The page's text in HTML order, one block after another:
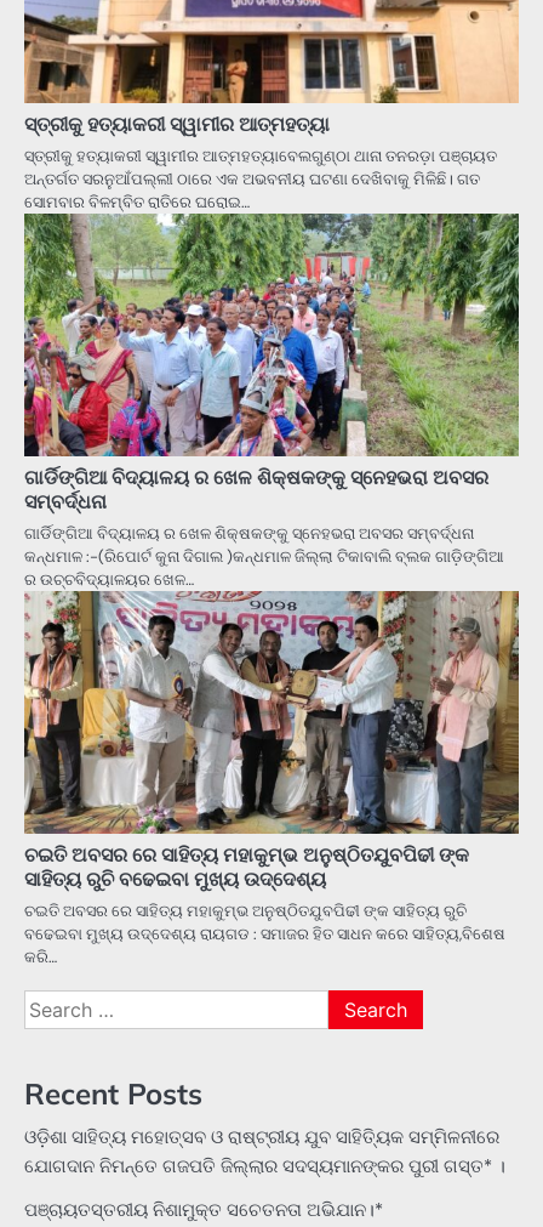
ସ୍ତ୍ରୀକୁ ହତ୍ୟାକରୀ ସ୍ୱାମୀର ଆତ୍ମହତ୍ୟା
ସ୍ତ୍ରୀକୁ ହତ୍ୟାକରୀ ସ୍ୱାମୀର ଆତ୍ମହତ୍ୟାବେଲଗୁଣ୍ଠା ଥାନା ତନରଡ଼ା ପଞ୍ଚାୟତ
ଅନ୍ତର୍ଗତ ସରନୁଆଁପଲ୍ଲୀ ଠାରେ ଏକ ଅଭବନୀୟ ଘଟଣା ଦେଖିବାକୁ ମିଳିଛି। ଗତ
ସୋମବାର ବିଳମ୍ବିତ ରାତିରେ ଘରୋଇ…
ଗାର୍ଡିଙ୍ଗିଆ ବିଦ୍ୟାଳୟ ର ଖେଳ ଶିକ୍ଷକଙ୍କୁ ସ୍ନେହଭରା ଅବସର
ସମ୍ବର୍ଦ୍ଧନା
ଗାର୍ଡିଙ୍ଗିଆ ବିଦ୍ୟାଳୟ ର ଖେଳ ଶିକ୍ଷକଙ୍କୁ ସ୍ନେହଭରା ଅବସର ସମ୍ବର୍ଦ୍ଧନା
କନ୍ଧମାଳ :-(ରିପୋର୍ଟ କୁନା ଦିଗାଲ )କନ୍ଧମାଳ ଜିଲ୍ଲା ଟିକାବାଲି ବ୍ଲକ ଗାଡ଼ିଙ୍ଗିଆ
ର ଉଚ୍ଚବିଦ୍ୟାଳୟର ଖେଳ…
ଚଇତି ଅବସର ରେ ସାହିତ୍ୟ ମହାକୁମ୍ଭ ଅନୁଷ୍ଠିତଯୁବପିଢୀ ଙ୍କ
ସାହିତ୍ୟ ରୁଚି ବଢେଇବା ମୁଖ୍ୟ ଉଦ୍ଦେଶ୍ୟ
ଚଇତି ଅବସର ରେ ସାହିତ୍ୟ ମହାକୁମ୍ଭ ଅନୁଷ୍ଠିତଯୁବପିଢୀ ଙ୍କ ସାହିତ୍ୟ ରୁଚି
ବଢେଇବା ମୁଖ୍ୟ ଉଦ୍ଦେଶ୍ୟ ରାୟଗଡ : ସମାଜର ହିତ ସାଧନ କରେ ସାହିତ୍ୟ,ବିଶେଷ
କରି…
Search
for:
Recent Posts
ଓଡ଼ିଶା ସାହିତ୍ୟ ମହୋତ୍ସବ ଓ ରାଷ୍ଟ୍ରୀୟ ଯୁବ ସାହିତ୍ୟିକ ସମ୍ମିଳନୀରେ
ଯୋଗଦାନ ନିମନ୍ତେ ଗଜପତି ଜିଲ୍ଲାର ସଦସ୍ୟମାନଙ୍କର ପୁରୀ ଗସ୍ତ* ।
ପଞ୍ଚାୟତସ୍ତରୀୟ ନିଶାମୁକ୍ତ ସଚେତନତା ଅଭିଯାନ।*